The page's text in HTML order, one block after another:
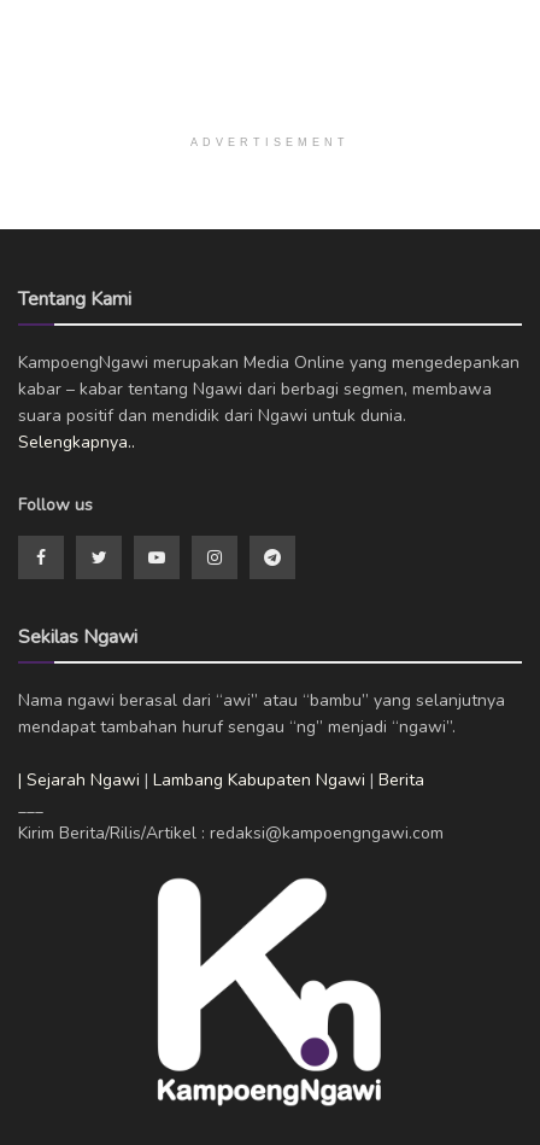
ADVERTISEMENT
Tentang Kami
KampoengNgawi merupakan Media Online yang mengedepankan
kabar – kabar tentang Ngawi dari berbagi segmen, membawa
suara positif dan mendidik dari Ngawi untuk dunia.
Selengkapnya..
Follow us
Sekilas Ngawi
Nama ngawi berasal dari “awi” atau “bambu” yang selanjutnya
mendapat tambahan huruf sengau “ng” menjadi “ngawi”.
| Sejarah Ngawi | Lambang Kabupaten Ngawi | Berita
___
Kirim Berita/Rilis/Artikel : redaksi@kampoengngawi.com